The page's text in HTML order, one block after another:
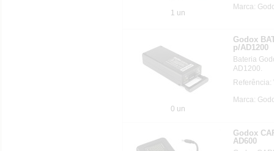
1 un
Marca:
0 un
Godox
p/AD1200
Bateria
AD1200.
Referência:
Marca:
Godox
AD600